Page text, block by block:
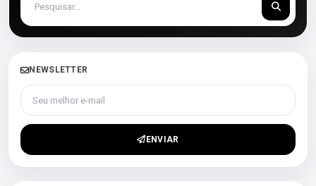
NEWSLETTER
Seu melhor e-mail
ENVIAR